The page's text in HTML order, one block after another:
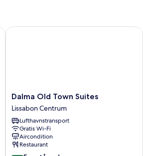
Dalma
Old
Town
Suites
Lissabon
Centrum
Dalma Old Town Suites
Lissabon Centrum
Lufthavnstransport
Gratis Wi-Fi
Aircondition
Restaurant
Dalma Old Town Suites